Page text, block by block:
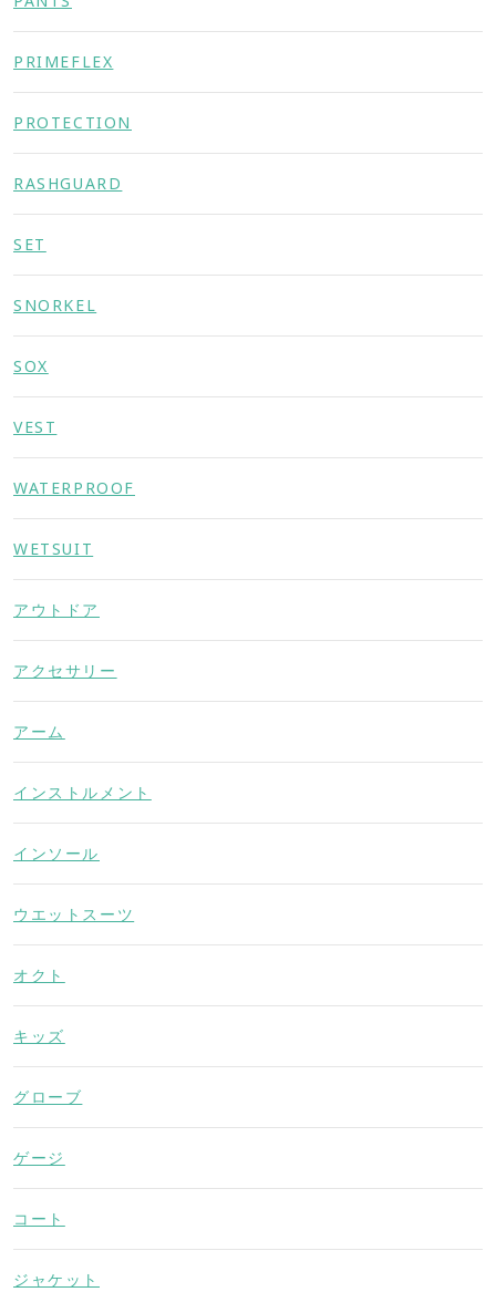
PRIMEFLEX
PROTECTION
RASHGUARD
SET
SNORKEL
SOX
VEST
WATERPROOF
WETSUIT
アウトドア
アクセサリー
アーム
インストルメント
インソール
ウエットスーツ
オクト
キッズ
グローブ
ゲージ
コート
ジャケット